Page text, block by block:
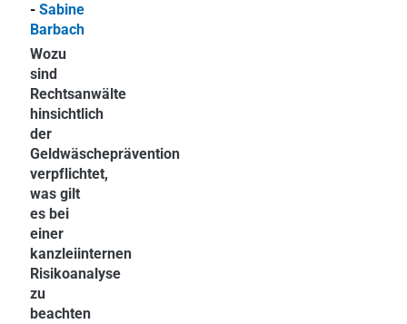
- Sabine
Barbach
Wozu
sind
Rechtsanwälte
hinsichtlich
der
Geldwäscheprävention
verpflichtet,
was gilt
es bei
einer
kanzleiinternen
Risikoanalyse
zu
beachten